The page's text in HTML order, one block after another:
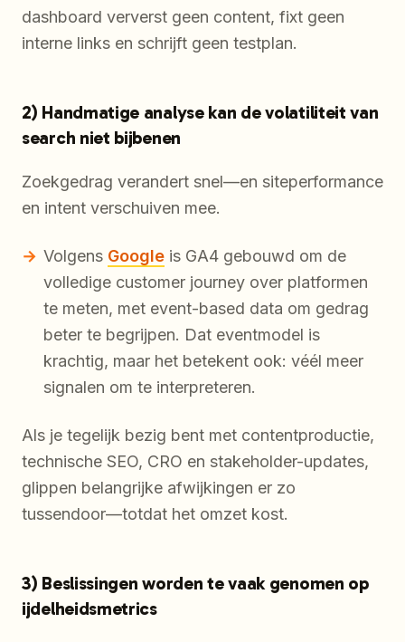
dashboard ververst geen content, fixt geen
interne links en schrijft geen testplan.
2) Handmatige analyse kan de volatiliteit van
search niet bijbenen
Zoekgedrag verandert snel—en siteperformance
en intent verschuiven mee.
Volgens Google is GA4 gebouwd om de
volledige customer journey over platformen
te meten, met event-based data om gedrag
beter te begrijpen. Dat eventmodel is
krachtig, maar het betekent ook: véél meer
signalen om te interpreteren.
Als je tegelijk bezig bent met contentproductie,
technische SEO, CRO en stakeholder-updates,
glippen belangrijke afwijkingen er zo
tussendoor—totdat het omzet kost.
3) Beslissingen worden te vaak genomen op
ijdelheidsmetrics